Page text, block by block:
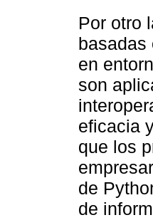
Por otro
basadas
en
son
eficacia
que los
de
de